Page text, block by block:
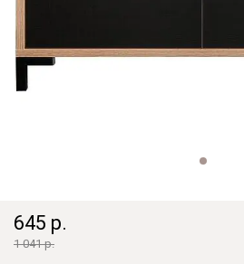
645 р.
1 041 р.